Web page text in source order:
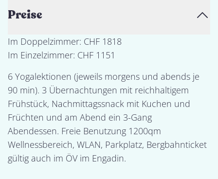
Preise
Im Doppelzimmer: CHF 1818
6 Yogalektionen (jeweils morgens und abends je
90 min). 3 Übernachtungen mit reichhaltigem
Frühstück, Nachmittagssnack mit Kuchen und
Früchten und am Abend ein 3-Gang
Abendessen. Freie Benutzung 1200qm
Wellnessbereich, WLAN, Parkplatz, Bergbahnticket
gültig auch im ÖV im Engadin.